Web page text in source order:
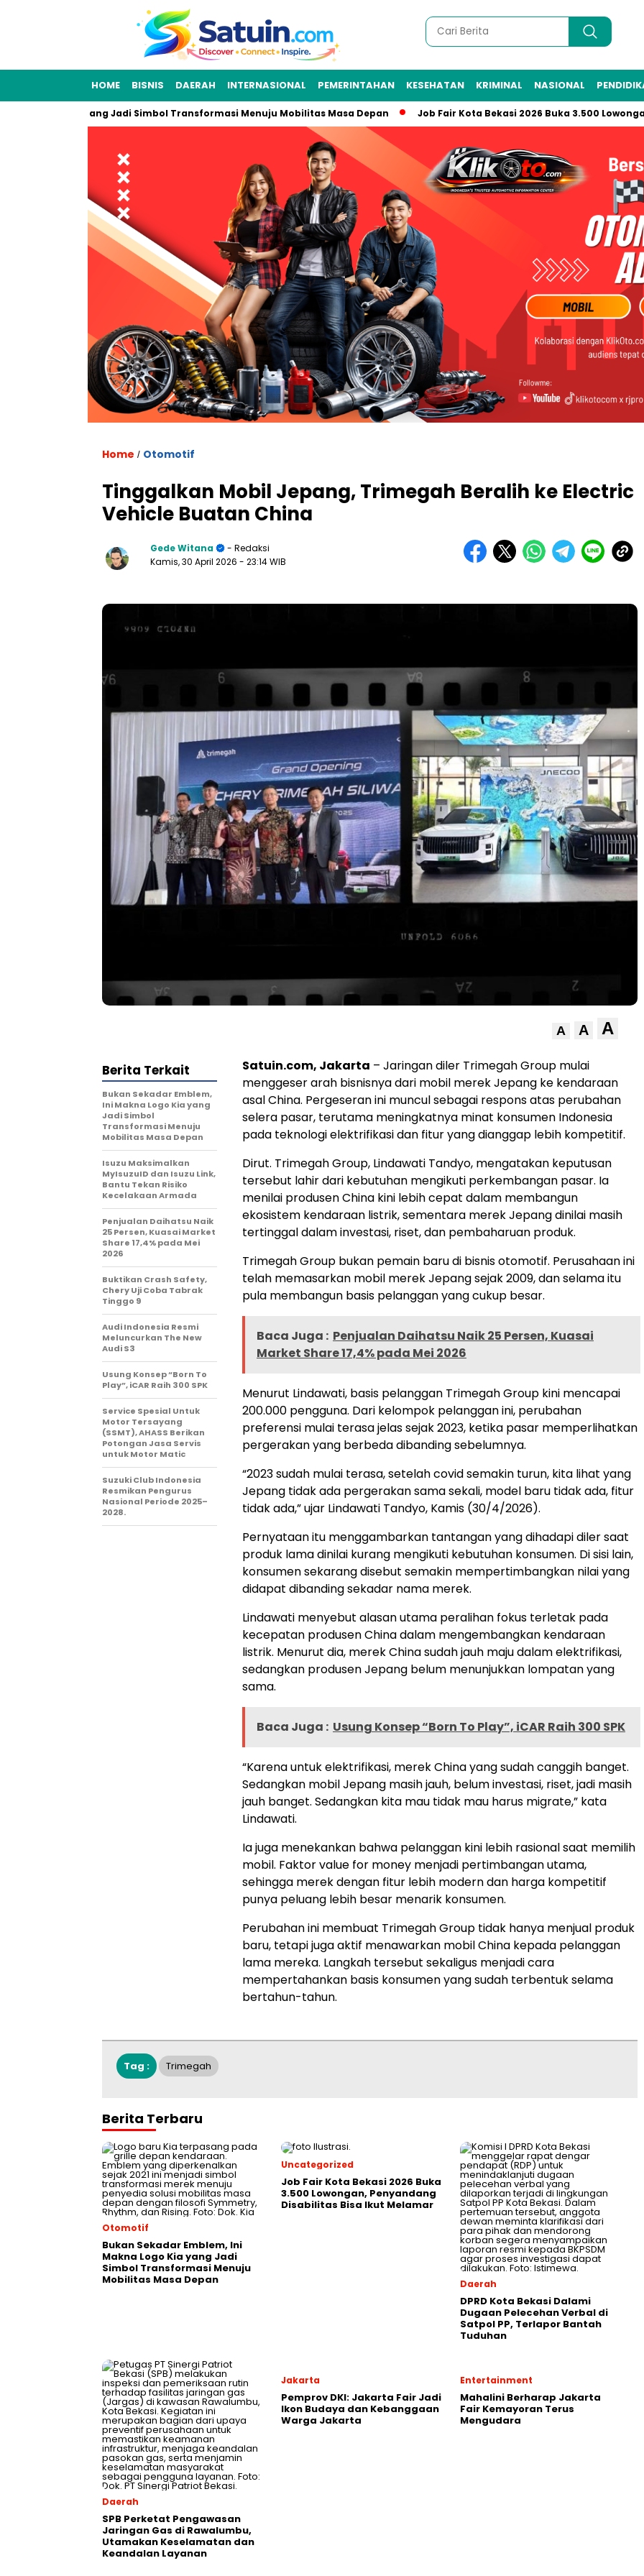
HOME BISNIS DAERAH INTERNASIONAL PEMERINTAHAN KESEHATAN KRIMINAL NASIONAL
Logo Kia yang Jadi Simbol Transformasi Menuju Mobilitas Masa Depan Job Fair Kota Bekasi 2026 Buka 3.500 Lowongan,
Home / Otomotif
Tinggalkan Mobil Jepang, Trimegah Beralih ke Electric
Vehicle Buatan China
Gede Witana
- Redaksi
Kamis, 30 April 2026 - 23:14 WIB
A A A
Satuin.com, Jakarta – Jaringan diler Trimegah Group mulai
menggeser arah bisnisnya dari mobil merek Jepang ke kendaraan
asal China. Pergeseran ini muncul sebagai respons atas perubahan
selera pasar, terutama meningkatnya minat konsumen Indonesia
pada teknologi elektrifikasi dan fitur yang dianggap lebih kompetitif.
Dirut. Trimegah Group, Lindawati Tandyo, mengatakan keputusan
tersebut lahir dari kebutuhan mengikuti perkembangan pasar. Ia
menilai produsen China kini lebih cepat dalam membangun
ekosistem kendaraan listrik, sementara merek Jepang dinilai masih
tertinggal dalam investasi, riset, dan pembaharuan produk.
Trimegah Group bukan pemain baru di bisnis otomotif. Perusahaan ini
telah memasarkan mobil merek Jepang sejak 2009, dan selama itu
pula membangun basis pelanggan yang cukup besar.
Baca Juga : Penjualan Daihatsu Naik 25 Persen, Kuasai
Market Share 17,4% pada Mei 2026
Menurut Lindawati, basis pelanggan Trimegah Group kini mencapai
200.000 pengguna. Dari kelompok pelanggan ini, perubahan
preferensi mulai terasa jelas sejak 2023, ketika pasar memperlihatkan
pergerakan yang berbeda dibanding sebelumnya.
“2023 sudah mulai terasa, setelah covid semakin turun, kita lihat yang
Jepang tidak ada pergerakan sama sekali, model baru tidak ada, fitur
tidak ada,” ujar Lindawati Tandyo, Kamis (30/4/2026).
Pernyataan itu menggambarkan tantangan yang dihadapi diler saat
produk lama dinilai kurang mengikuti kebutuhan konsumen. Di sisi lain,
konsumen sekarang disebut semakin mempertimbangkan nilai yang
didapat dibanding sekadar nama merek.
Lindawati menyebut alasan utama peralihan fokus terletak pada
kecepatan produsen China dalam mengembangkan kendaraan
listrik. Menurut dia, merek China sudah jauh maju dalam elektrifikasi,
sedangkan produsen Jepang belum menunjukkan lompatan yang
sama.
Baca Juga : Usung Konsep “Born To Play”, iCAR Raih 300 SPK
“Karena untuk elektrifikasi, merek China yang sudah canggih banget.
Sedangkan mobil Jepang masih jauh, belum investasi, riset, jadi masih
jauh banget. Sedangkan kita mau tidak mau harus migrate,” kata
Lindawati.
Ia juga menekankan bahwa pelanggan kini lebih rasional saat memilih
mobil. Faktor value for money menjadi pertimbangan utama,
sehingga merek dengan fitur lebih modern dan harga kompetitif
punya peluang lebih besar menarik konsumen.
Perubahan ini membuat Trimegah Group tidak hanya menjual produk
baru, tetapi juga aktif menawarkan mobil China kepada pelanggan
lama mereka. Langkah tersebut sekaligus menjadi cara
mempertahankan basis konsumen yang sudah terbentuk selama
bertahun-tahun.
Berita Terkait
Bukan Sekadar Emblem,
Ini Makna Logo Kia yang
Jadi Simbol
Transformasi Menuju
Mobilitas Masa Depan
Isuzu Maksimalkan
MyIsuzuID dan Isuzu Link,
Bantu Tekan Risiko
Kecelakaan Armada
Penjualan Daihatsu Naik
25 Persen, Kuasai Market
Share 17,4% pada Mei
2026
Buktikan Crash Safety,
Chery Uji Coba Tabrak
Tinggo 9
Audi Indonesia Resmi
Meluncurkan The New
Audi S3
Usung Konsep “Born To
Play”, iCAR Raih 300 SPK
Service Spesial Untuk
Motor Tersayang
(SSMT), AHASS Berikan
Potongan Jasa Servis
untuk Motor Matic
Suzuki Club Indonesia
Resmikan Pengurus
Nasional Periode 2025–
2028.
Tag : Trimegah
Berita Terbaru
Otomotif
Bukan Sekadar Emblem, Ini
Makna Logo Kia yang Jadi
Simbol Transformasi Menuju
Mobilitas Masa Depan
Uncategorized
Job Fair Kota Bekasi 2026 Buka
3.500 Lowongan, Penyandang
Disabilitas Bisa Ikut Melamar
Daerah
DPRD Kota Bekasi Dalami
Dugaan Pelecehan Verbal di
Satpol PP, Terlapor Bantah
Tuduhan
Daerah
SPB Perketat Pengawasan
Jaringan Gas di Rawalumbu,
Utamakan Keselamatan dan
Keandalan Layanan
Jakarta
Pemprov DKI: Jakarta Fair Jadi
Ikon Budaya dan Kebanggaan
Warga Jakarta
Entertainment
Mahalini Berharap Jakarta
Fair Kemayoran Terus
Mengudara